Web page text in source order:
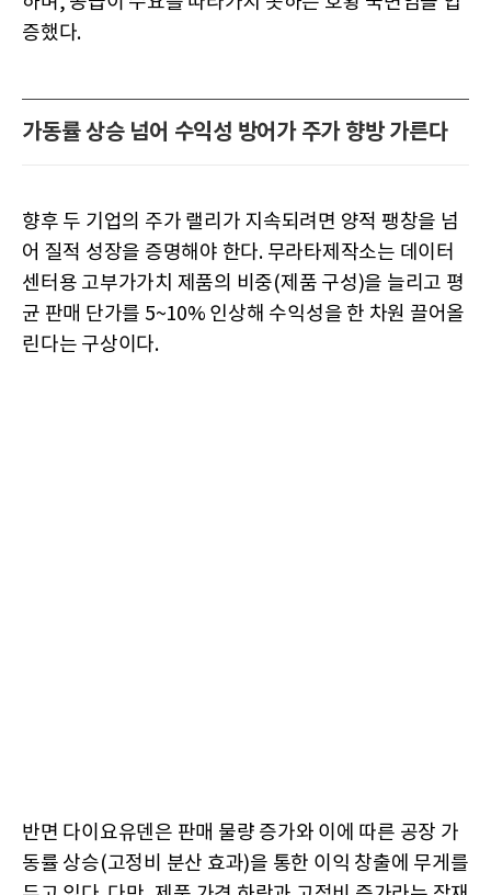
증했다.
가동률 상승 넘어 수익성 방어가 주가 향방 가른다
향후 두 기업의 주가 랠리가 지속되려면 양적 팽창을 넘
어 질적 성장을 증명해야 한다. 무라타제작소는 데이터
센터용 고부가가치 제품의 비중(제품 구성)을 늘리고 평
균 판매 단가를 5~10% 인상해 수익성을 한 차원 끌어올
린다는 구상이다.
반면 다이요유덴은 판매 물량 증가와 이에 따른 공장 가
동률 상승(고정비 분산 효과)을 통한 이익 창출에 무게를